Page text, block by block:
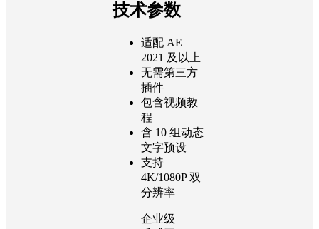
技术参数
适配 AE
2021 及以上
无需第三方
插件
包含视频教
程
含 10 组动态
文字预设
支持
4K/1080P 双
分辨率
企业级